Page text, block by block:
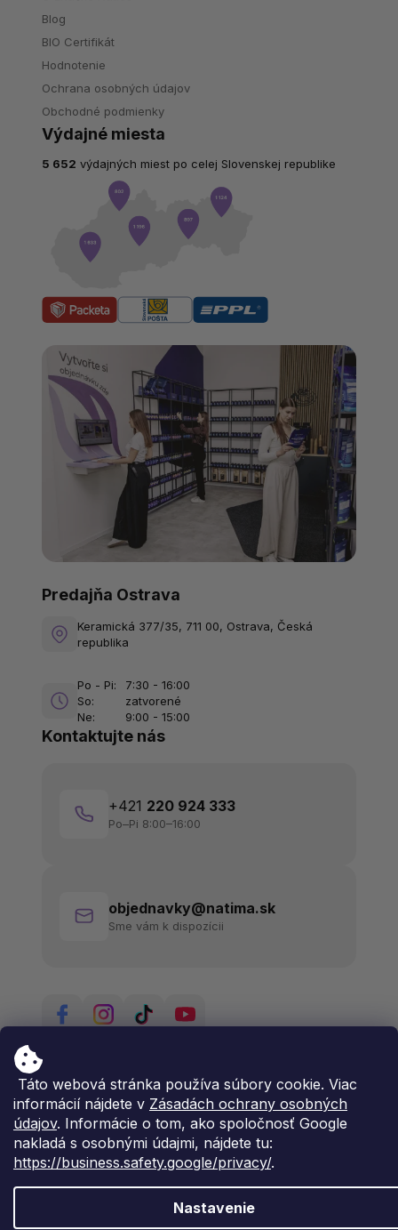
Táto webová stránka používa súbory cookie. Viac
informácií nájdete v Zásadách ochrany osobných
údajov. Informácie o tom, ako spoločnosť Google
nakladá s osobnými údajmi, nájdete tu:
https://business.safety.google/privacy/.
Nastavenie
Blog
BIO Certifikát
Hodnotenie
Ochrana osobných údajov
Obchodné podmienky
Kontaktujte nás
+421 220 924 333
Po–Pi 8:00–16:00
objednavky@natima.sk
Sme vám k dispozícii
Predajňa Ostrava
Keramická 377/35, 711 00, Ostrava, Česká
republika
Po - Pi:
7:30 - 16:00
So:
zatvorené
Ne:
9:00 - 15:00
Výdajné miesta
5 652 výdajných miest po celej Slovenskej republike
Vytvoril Shoptet Premium